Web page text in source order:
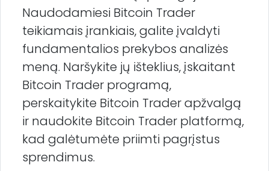
Naudodamiesi Bitcoin Trader
teikiamais įrankiais, galite įvaldyti
fundamentalios prekybos analizės
meną. Naršykite jų išteklius, įskaitant
Bitcoin Trader programą,
perskaitykite Bitcoin Trader apžvalgą
ir naudokite Bitcoin Trader platformą,
kad galėtumėte priimti pagrįstus
sprendimus.